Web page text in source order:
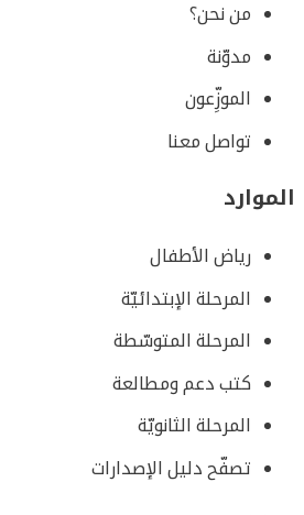
من نحن؟
مدوّنة
الموزِّعون
تواصل معنا
الموارد
رياض الأطفال
المرحلة الإبتدائيّة
المرحلة المتوسّطة
كتب دعم ومطالعة
المرحلة الثانويّة
تصفّح دليل الإصدارات